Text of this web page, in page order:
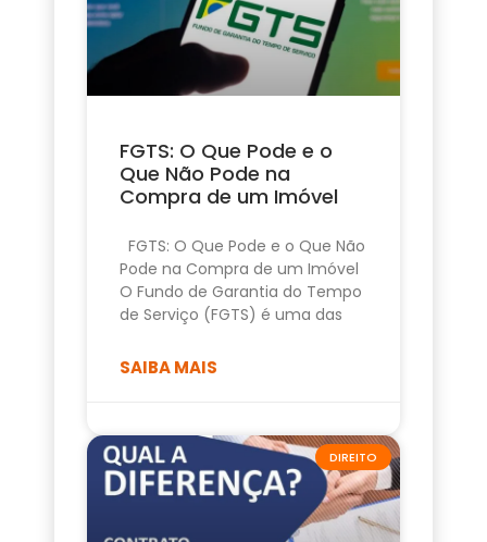
FGTS: O Que Pode e o
Que Não Pode na
Compra de um Imóvel
FGTS: O Que Pode e o Que Não
Pode na Compra de um Imóvel
O Fundo de Garantia do Tempo
de Serviço (FGTS) é uma das
SAIBA MAIS
DIREITO